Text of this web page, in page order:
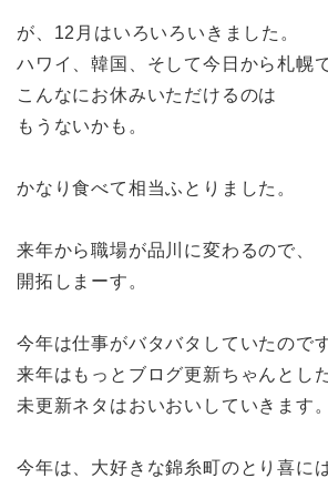
が、12月はいろいろいきました。
ハワイ、韓国、そして今日から札幌
こんなにお休みいただけるのは
もうないかも。
かなり食べて相当ふとりました。
来年から職場が品川に変わるので、
開拓しまーす。
今年は仕事がバタバタしていたので
来年はもっとブログ更新ちゃんとし
未更新ネタはおいおいしていきます。
今年は、大好きな錦糸町のとり喜に